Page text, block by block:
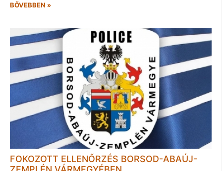
BŐVEBBEN »
FOKOZOTT ELLENŐRZÉS BORSOD-ABAÚJ-